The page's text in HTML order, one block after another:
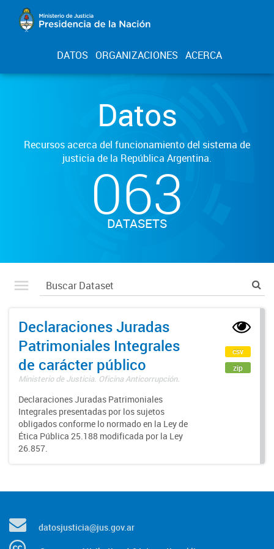
DATOS ORGANIZACIONES ACERCA
Datos
Recursos acerca del funcionamiento del sistema de
justicia de la República Argentina.
063
DATASETS
Declaraciones Juradas
Patrimoniales Integrales
de carácter público
Ministerio de Justicia. Oficina Anticorrupción.
Declaraciones Juradas Patrimoniales
Integrales presentadas por los sujetos
obligados conforme lo normado en la Ley de
Ética Pública 25.188 modificada por la Ley
26.857.
csv
zip
datosjusticia@jus.gov.ar